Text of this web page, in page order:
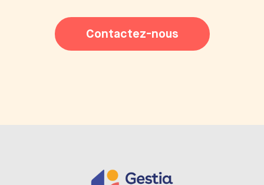
Contactez-nous